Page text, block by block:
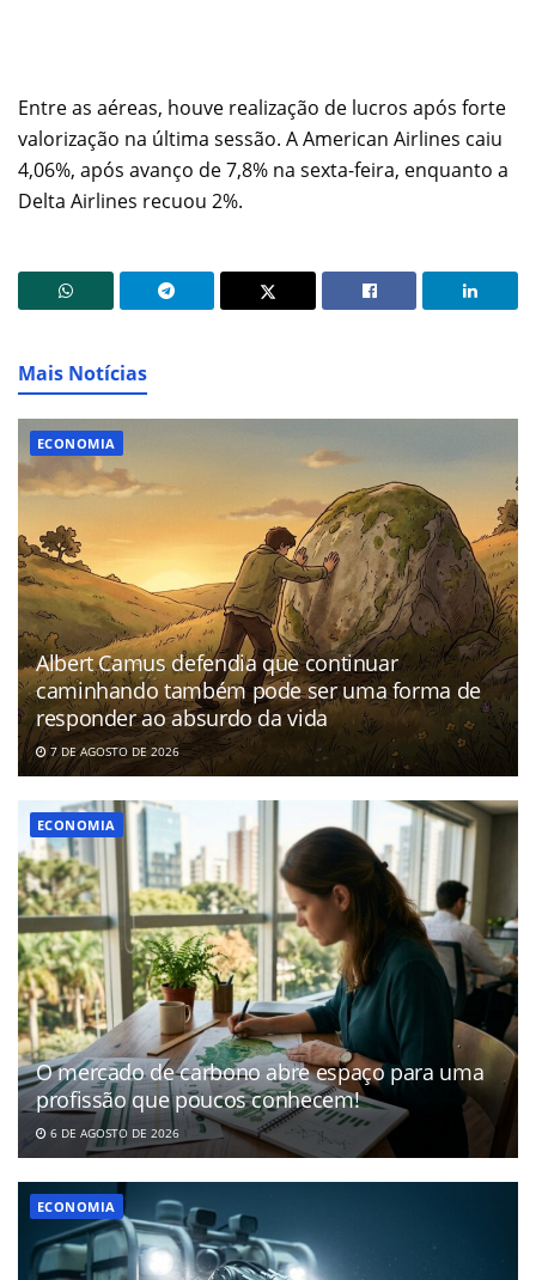
Entre as aéreas, houve realização de lucros após forte
valorização na última sessão. A American Airlines caiu
4,06%, após avanço de 7,8% na sexta-feira, enquanto a
Delta Airlines recuou 2%.
Mais Notícias
ECONOMIA
Albert Camus defendia que continuar
caminhando também pode ser uma forma de
responder ao absurdo da vida
7 DE AGOSTO DE 2026
ECONOMIA
O mercado de carbono abre espaço para uma
profissão que poucos conhecem!
6 DE AGOSTO DE 2026
ECONOMIA